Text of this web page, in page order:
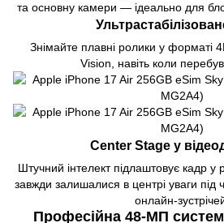
та основну камери — ідеально для
Знімайте плавні ролики у форматі
Vision, навіть коли
Center Stage у
Штучний інтелект підлаштовує кадр
завжди залишалися в центрі уваги під
онлайн-
Професійна 48-МП